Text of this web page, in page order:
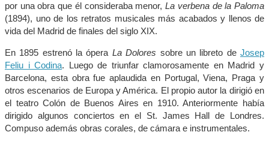
por una obra que él consideraba menor,La verbena de la Paloma
(1894), uno de los retratos musicales más acabados y llenos de
vida del Madrid de finales del siglo XIX.
En 1895 estrenó la ópera La Dolores sobre un libreto deJosep
Feliu i Codina. Luego de triunfar clamorosamente en Madrid y
Barcelona, esta obra fue aplaudida en Portugal, Viena, Praga y
otros escenarios de Europa y América. El propio autor la dirigió en
el teatro Colón de Buenos Aires en 1910. Anteriormente había
dirigido algunos conciertos en el St. James Hall de Londres.
Compuso además obras corales, de cámara e instrumentales.